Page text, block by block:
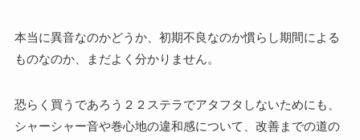
本当に異音なのかどうか、初期不良なのか慣らし期間による
ものなのか、まだよく分かりません。
恐らく買うであろう２２ステラでアタフタしないためにも、
シャーシャー音や巻心地の違和感について、改善までの道の